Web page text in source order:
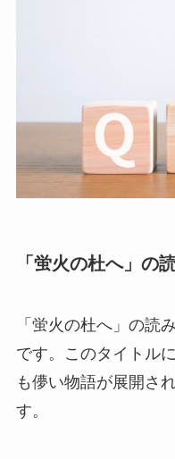
「蛍火の杜へ」の
「蛍火の杜へ」の読
です。このタイトル
も儚い物語が展開さ
す。